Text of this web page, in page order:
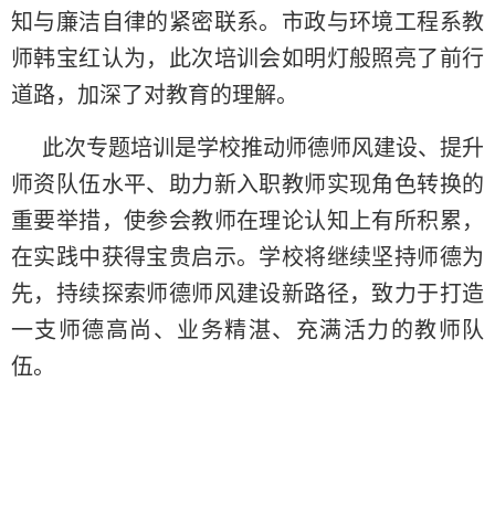
知与廉洁自律的紧密联系。市政与环境工程系教
师韩宝红认为，此次培训会如明灯般照亮了前行
道路，加深了对教育的理解。
此次专题培训是学校推动师德师风建设、提升
师资队伍水平、助力新入职教师实现角色转换的
重要举措，使参会教师在理论认知上有所积累，
在实践中获得宝贵启示。学校将继续坚持师德为
先，持续探索师德师风建设新路径，致力于打造
一支师德高尚、业务精湛、充满活力的教师队
伍。